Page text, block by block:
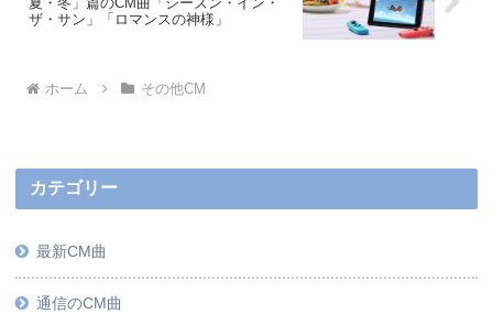
ザ・サン」「ロマンスの神様」
ホーム その他CM
カテゴリー
最新CM曲
通信のCM曲